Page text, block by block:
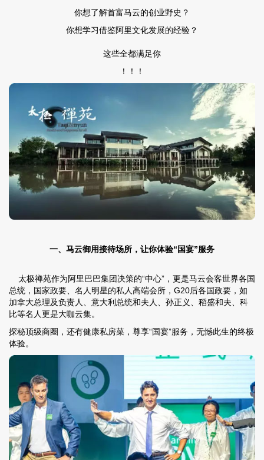
你想了解首富马云的创业野史？
你想学习借鉴阿里文化发展的经验？
这些全都满足你
！！！
一、马云御用接待场所，让你体验“国宴”服务
太极禅苑作为阿里巴巴集团决策的“中心”，更是马云会客世界各国
总统，国家政要、名人明星的私人高端会所，G20后各国政要，如
加拿大总理及负责人、意大利总统和夫人、孙正义、稻盛和夫、科
比等名人更是大咖云集。
探秘顶级商圈，还有健康私房菜，尊享“国宴”服务，无憾此生的终极
体验。